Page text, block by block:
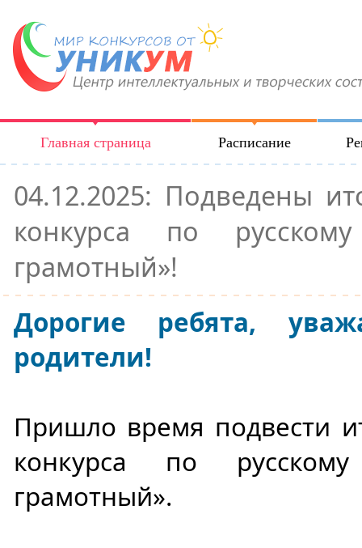
Главная страница Расписание
04.12.2025: Подведены
конкурса по
грамотный»!
Дорогие ребята,
родители!
Пришло время подвести
конкурса по
грамотный».